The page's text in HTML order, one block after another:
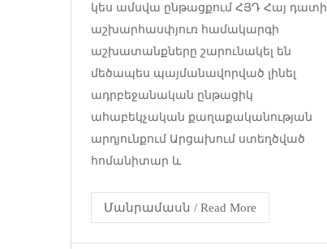
կես ամսվա ընթացքում ՀՅԴ Հայ դատի
աշխարհասփյուռ համակարգի
աշխատանքները շարունակել են
մեծապես պայմանավորված լինել
ադրբեջանական ընթացիկ
ահաբեկչական քաղաքականության
արդյունքում Արցախում ստեղծված
հոմանիտար և
Մանրամասն / Read More